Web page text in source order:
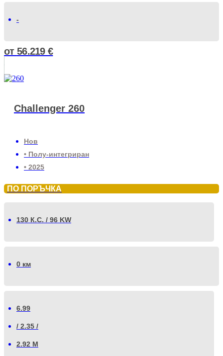
-
от 56.219€
Challenger 260
Нов
• Полу-интегриран
• 2025
ПО ПОРЪЧКА
130 К.С. / 96 KW
0 км
6.99
/ 2.35 /
2.92 М